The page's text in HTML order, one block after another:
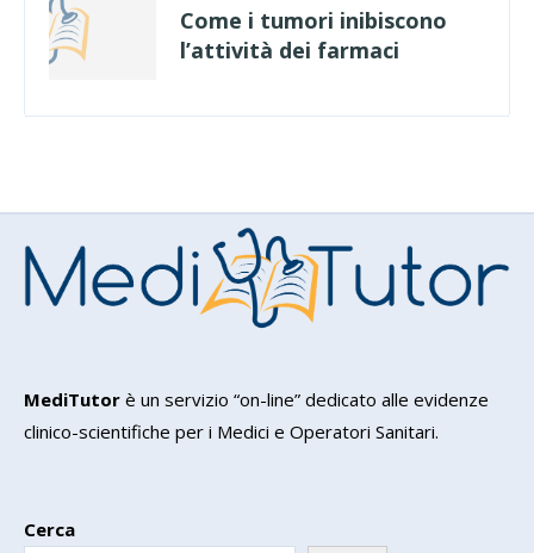
Come i tumori inibiscono
l’attività dei farmaci
MediTutor è un servizio “on-line” dedicato alle evidenze
clinico-scientifiche per i Medici e Operatori Sanitari.
Cerca